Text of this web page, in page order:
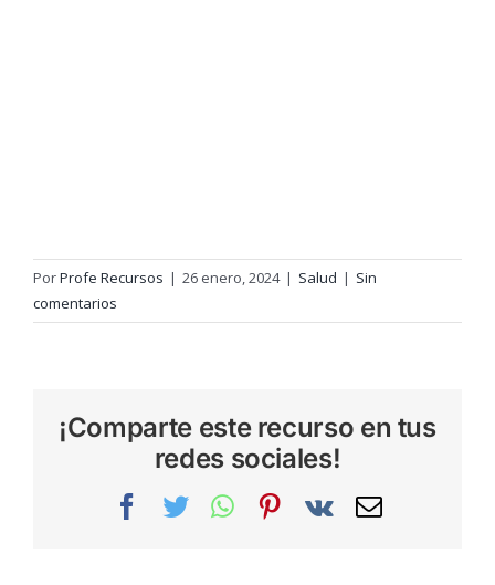
PorProfe Recursos | 26 enero, 2024 | Salud | Sin
comentarios
¡Comparte este recurso en tus
redes sociales!
Facebook
TwitterWhatsAppPinterest
Vk
Correo